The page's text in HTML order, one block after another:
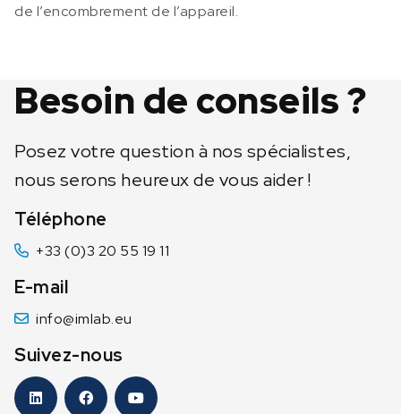
de l’encombrement de l’appareil.
Besoin de conseils ?
Posez votre question à nos spécialistes,
nous serons heureux de vous aider !
Téléphone
+33 (0)3 20 55 19 11
E-mail
info@imlab.eu
Suivez-nous